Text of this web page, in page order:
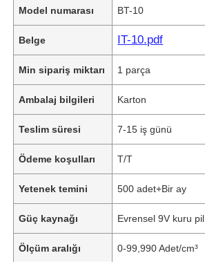
Model numarası BT-10
Belge IT-10.pdf
Min sipariş miktarı 1 parça
Ambalaj bilgileri Karton
Teslim süresi 7-15 iş günü
Ödeme koşulları T/T
Yetenek temini 500 adet+Bir ay
Güç kaynağı Evrensel 9V kuru pil
Ölçüm aralığı 0-99,990 Adet/cm³